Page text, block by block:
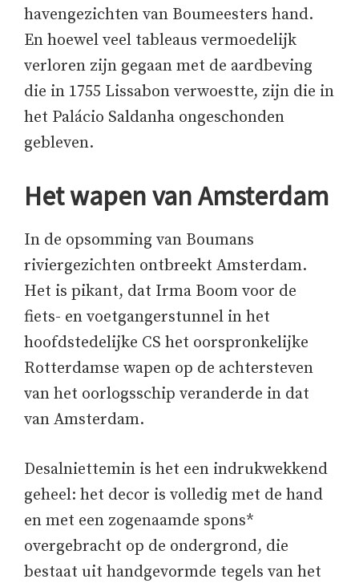
havengezichten van Boumeesters hand.
En hoewel veel tableaus vermoedelijk
verloren zijn gegaan met de aardbeving
die in 1755 Lissabon verwoestte, zijn die in
het Palácio Saldanha ongeschonden
gebleven.
Het wapen van Amsterdam
In de opsomming van Boumans
riviergezichten ontbreekt Amsterdam.
Het is pikant, dat Irma Boom voor de
fiets- en voetgangerstunnel in het
hoofdstedelijke CS het oorspronkelijke
Rotterdamse wapen op de achtersteven
van het oorlogsschip veranderde in dat
van Amsterdam.
Desalniettemin is het een indrukwekkend
geheel: het decor is volledig met de hand
en met een zogenaamde spons*
overgebracht op de ondergrond, die
bestaat uit handgevormde tegels van het